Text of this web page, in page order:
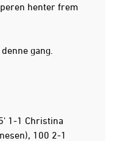
henter frem
gang.
1-1 Christina
100 2-1